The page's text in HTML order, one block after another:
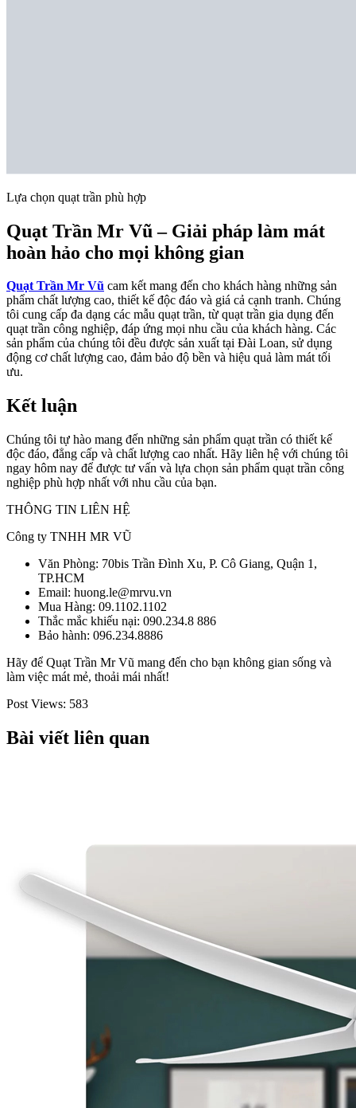
Lựa chọn quạt trần phù hợp
Quạt Trần Mr Vũ – Giải pháp làm mát
hoàn hảo cho mọi không gian
Quạt Trần Mr Vũ cam kết mang đến cho khách hàng những sản
phẩm chất lượng cao, thiết kế độc đáo và giá cả cạnh tranh. Chúng
tôi cung cấp đa dạng các mẫu quạt trần, từ quạt trần gia dụng đến
quạt trần công nghiệp, đáp ứng mọi nhu cầu của khách hàng. Các
sản phẩm của chúng tôi đều được sản xuất tại Đài Loan, sử dụng
động cơ chất lượng cao, đảm bảo độ bền và hiệu quả làm mát tối
ưu.
Kết luận
Chúng tôi tự hào mang đến những sản phẩm quạt trần có thiết kế
độc đáo, đẳng cấp và chất lượng cao nhất. Hãy liên hệ với chúng tôi
ngay hôm nay để được tư vấn và lựa chọn sản phẩm quạt trần công
nghiệp phù hợp nhất với nhu cầu của bạn.
THÔNG TIN LIÊN HỆ
Công ty TNHH MR VŨ
Văn Phòng: 70bis Trần Đình Xu, P. Cô Giang, Quận 1,
TP.HCM
Email: huong.le@mrvu.vn
Mua Hàng: 09.1102.1102
Thắc mắc khiếu nại: 090.234.8 886
Bảo hành: 096.234.8886
Hãy để Quạt Trần Mr Vũ mang đến cho bạn không gian sống và
làm việc mát mẻ, thoải mái nhất!
Post Views: 583
Bài viết liên quan